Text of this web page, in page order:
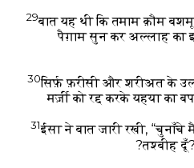
29बात यह थी कि तमाम क़ौम
पैग़ाम सुन कर अल्लाह का
30सिर्फ़ फ़रीसी और शरीअत के
मर्ज़ी को रद्द करके यहया का
31ईसा ने बात जारी रखी,
तश्बीह